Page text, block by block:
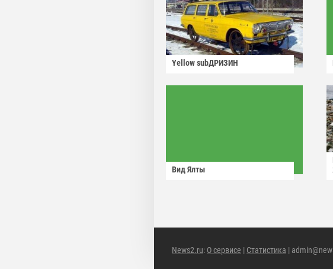
Yellow subДРИЗИН
Вид Ялты
News2.ru: О сервисе | Статистика |